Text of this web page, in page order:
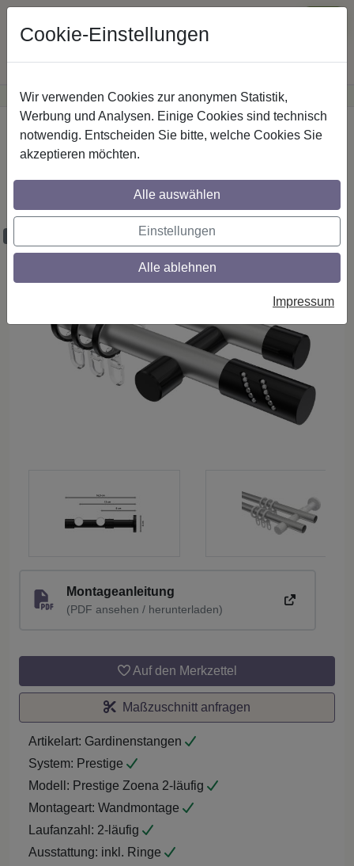
Günstige Versandkosteninnerhalb Österreichs· Sichere Zahlung
Startseite Gardinenstangen Metall
Gardinenstangen aus Metall in 20 mm Ø,
2-läufig, Modell PRESTIGE - Zoena
Silbergrau / Schwarz
Montageanleitung
(PDF ansehen / herunterladen)
Auf den Merkzettel
Maßzuschnitt anfragen
Artikelart: Gardinenstangen
System: Prestige
Modell: Prestige Zoena 2-läufig
Montageart: Wandmontage
Laufanzahl: 2-läufig
Ausstattung: inkl. Ringe
Cookie-Einstellungen
Wir verwenden Cookies zur anonymen Statistik,
Werbung und Analysen. Einige Cookies sind technisch
notwendig. Entscheiden Sie bitte, welche Cookies Sie
akzeptieren möchten.
Alle auswählen
Einstellungen
Alle ablehnen
Impressum